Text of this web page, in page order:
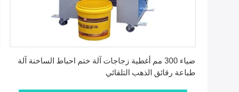
ضياء 300 مم أغطية زجاجات آلة ختم احباط الساخنة آلة
طباعة رقائق الذهب التلقائي